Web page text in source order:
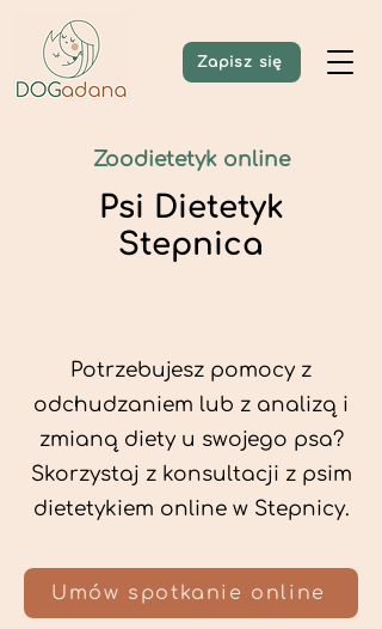
Zapisz się
Zoodietetyk online
Psi Dietetyk
Stepnica
Potrzebujesz pomocy z
odchudzaniem lub z analizą i
zmianą diety u swojego psa?
Skorzystaj z konsultacji z psim
dietetykiem online w Stepnicy.
Umów spotkanie online